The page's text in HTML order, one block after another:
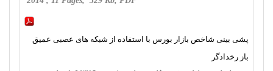
پشی بینی شاخص بازار بورس با استفاده از شبکه های عصبی عمیق
باز رخدادگر